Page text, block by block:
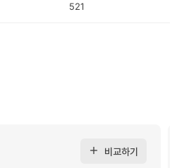
521
비교하기